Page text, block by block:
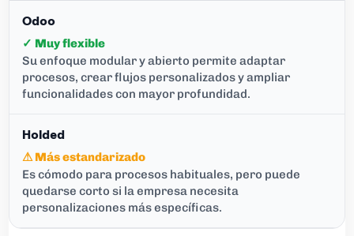
✓ Muy flexible
Su enfoque modular y abierto permite adaptar
procesos, crear flujos personalizados y ampliar
funcionalidades con mayor profundidad.
⚠ Más estandarizado
Es cómodo para procesos habituales, pero puede
quedarse corto si la empresa necesita
personalizaciones más específicas.